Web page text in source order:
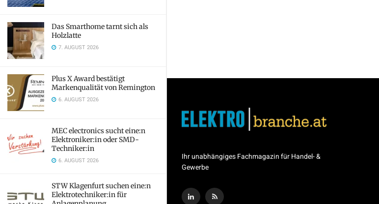
Das Smarthome tarnt sich als
Holzlatte
7. AUGUST 2026
Plus X Award bestätigt
Markenqualität von Remington
6. AUGUST 2026
MEC electronics sucht eine:n
Elektroniker:in oder SMD-
Techniker:in
6. AUGUST 2026
STW Klagenfurt suchen eine:n
Elektrotechniker:in für
Ihr unabhängiges Fachmagazin für Handel- &
Gewerbe